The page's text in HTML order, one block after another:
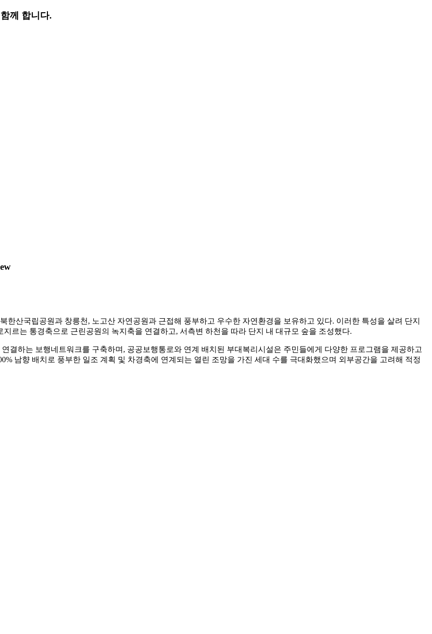
께 합니다.
한산국립공원과 창릉천, 노고산 자연공원과 근접해 풍부하고 우수한 자연환경을 보유하고 있다. 이러한 특성을 살려 단지
르는 통경축으로 근린공원의 녹지축을 연결하고, 서측변 하천을 따라 단지 내 대규모 숲을 조성했다.
결하는 보행네트워크를 구축하며, 공공보행통로와 연계 배치된 부대복리시설은 주민들에게 다양한 프로그램을 제공하고
남향 배치로 풍부한 일조 계획 및 차경축에 연계되는 열린 조망을 가진 세대 수를 극대화했으며 외부공간을 고려해 적정